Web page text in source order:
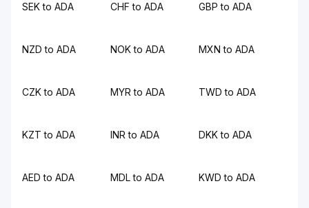
SEK to ADA CHF to ADA GBP to ADA
NZD to ADA NOK to ADA MXN to ADA
CZK to ADA MYR to ADA TWD to ADA
KZT to ADA INR to ADA DKK to ADA
AED to ADA MDL to ADA KWD to ADA